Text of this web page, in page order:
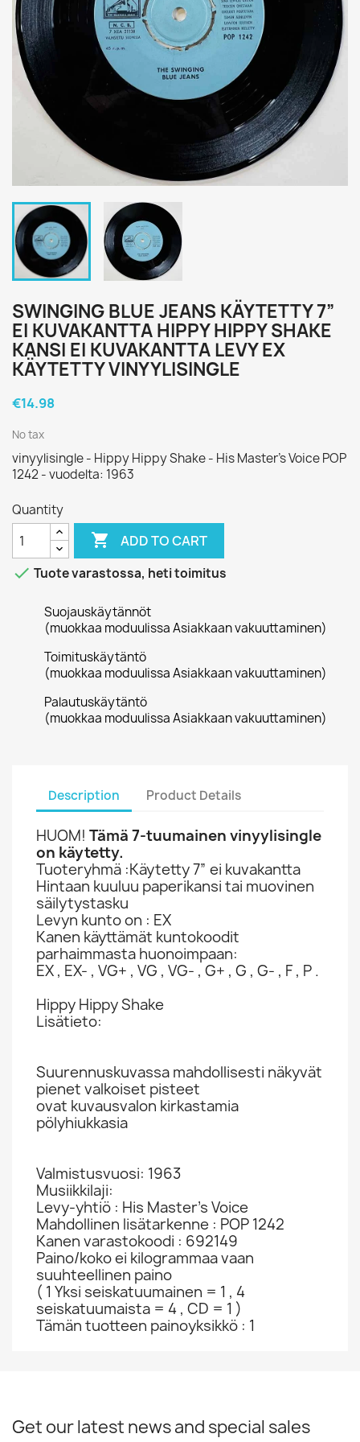
SWINGING BLUE JEANS KÄYTETTY 7”
EI KUVAKANTTA HIPPY HIPPY SHAKE
KANSI EI KUVAKANTTA LEVY EX
KÄYTETTY VINYYLISINGLE
€14.98
No tax
vinyylisingle - Hippy Hippy Shake - His Master's Voice POP
1242 - vuodelta: 1963
Quantity
 ADD TO CART
 Tuote varastossa, heti toimitus
Suojauskäytännöt
(muokkaa moduulissa Asiakkaan vakuuttaminen)
Toimituskäytäntö
(muokkaa moduulissa Asiakkaan vakuuttaminen)
Palautuskäytäntö
(muokkaa moduulissa Asiakkaan vakuuttaminen)
Description Product Details
HUOM! Tämä 7-tuumainen vinyylisingle
on käytetty.
Tuoteryhmä :Käytetty 7” ei kuvakantta
Hintaan kuuluu paperikansi tai muovinen
säilytystasku
Levyn kunto on : EX
Kanen käyttämät kuntokoodit
parhaimmasta huonoimpaan:
EX , EX- , VG+ , VG , VG- , G+ , G , G- , F , P .
Hippy Hippy Shake
Lisätieto:
Suurennuskuvassa mahdollisesti näkyvät
pienet valkoiset pisteet
ovat kuvausvalon kirkastamia
pölyhiukkasia
Valmistusvuosi: 1963
Musiikkilaji:
Levy-yhtiö : His Master's Voice
Mahdollinen lisätarkenne : POP 1242
Kanen varastokoodi : 692149
Paino/koko ei kilogrammaa vaan
suuhteellinen paino
( 1 Yksi seiskatuumainen = 1 , 4
seiskatuumaista = 4 , CD = 1 )
Tämän tuotteen painoyksikkö : 1
Get our latest news and special sales